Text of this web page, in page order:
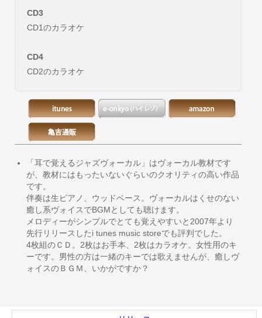
CD3
CD1のカラオケ
CD4
CD2のカラオケ
「耳で覚えるジャズヴォーカル」はヴォーカル教材です
が、教材にはもったいないぐらいのクオリティの高い作品
です。
伴奏は生ピアノ、ウッドベース。ヴォーカルはくせのない
癒し系ヴォイスでBGMとしても聴けます。
メロディーがシンプルでとても覚えやすいと2007年より
先行リリースしたi tunes music storeでも評判でした。
4枚組のＣＤ。2枚はお手本、2枚はカラオケ。女性用のキ
ーです。男性の方は一緒のキーでは歌えませんが、癒しヴ
ォイスのＢＧＭ、いかがですか？